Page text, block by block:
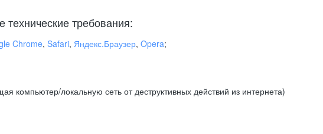
требования:
Chrome, Safari, Яндекс.Браузер, Opera;
локальную сеть от деструктивных действий из интернета)